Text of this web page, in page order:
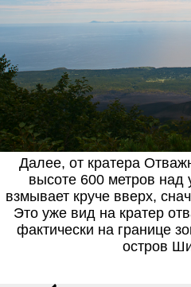
Далее, от кратера
высоте 600 метров над
взмывает круче вверх,
Это уже вид на кратер
фактически на границе
остров